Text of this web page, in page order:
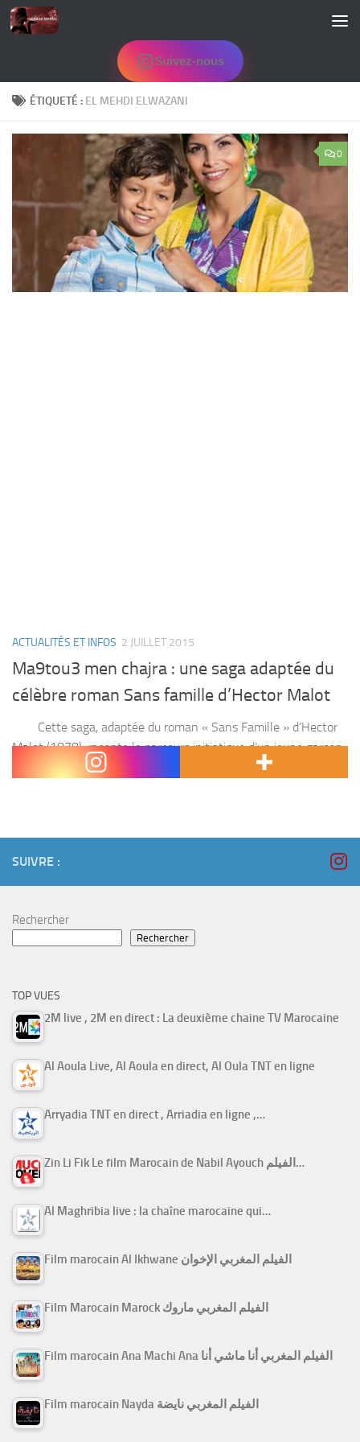
Skip to content
Suivez-nous
ÉTIQUETÉ : EL MEHDI ELWAZANI
0
ACTUALITÉS ET INFOS 2 JUILLET 2015
Ma9tou3 men chajra : une saga adaptée du
célèbre roman Sans famille d’Hector Malot
Cette saga, adaptée du roman « Sans Famille » d’Hector
Malot (1878), raconte le parcours initiatique d’un jeune garçon,
Mehdi, en quête de sa vraie famille. Mehdi est «coupé d’un...
SUIVRE :
Rechercher
Rechercher
TOP VUES
2M live , 2M en direct : La deuxième chaine TV Marocaine
Al Aoula Live, Al Aoula en direct, Al Oula TNT en ligne
Arryadia TNT en direct , Arriadia en ligne ,…
Zin Li Fik Le film Marocain de Nabil Ayouch الفيلم…
Al Maghribia live : la chaîne marocaine qui…
Film marocain Al Ikhwane الفيلم المغربي الإخوان
Film Marocain Marock الفيلم المغربي ماروك
Film marocain Ana Machi Ana الفيلم المغربي أنا ماشي أنا
Film marocain Nayda الفيلم المغربي نايضة